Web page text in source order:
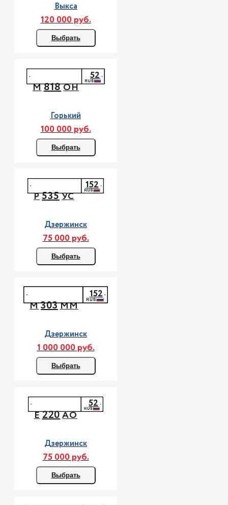
Выкса
120 000 руб.
Выбрать
М818ОН
52
Горький
100 000 руб.
Выбрать
Р535УС
152
Дзержинск
75 000 руб.
Выбрать
М303ММ
152
Дзержинск
1 000 000 руб.
Выбрать
Е220АО
52
Дзержинск
75 000 руб.
Выбрать